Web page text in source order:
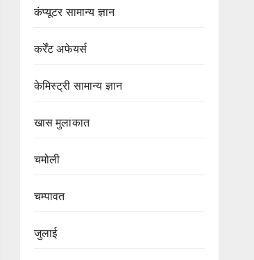
कंप्यूटर सामान्य ज्ञान
कर्रेंट अफेयर्स
केमिस्ट्री सामान्य ज्ञान
खास मुलाकात
चमोली
चम्पावत
जुलाई